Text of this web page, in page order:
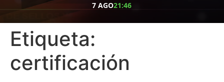
7 AGO21:46
Etiqueta:
certificación